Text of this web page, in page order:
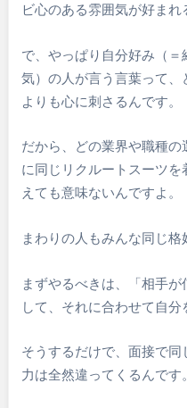
ビ心のある雰囲気が好まれ
で、やっぱり自分好み（
気）の人が言う言葉って、
よりも心に刺さるんです。
だから、どの業界や職種
に同じリクルートスーツ
えても意味ないんですよ。
まわりの人もみんな同じ格
まずやるべきは、「相手
して、それに合わせて自分
そうするだけで、面接で
力は全然違ってくるんです。